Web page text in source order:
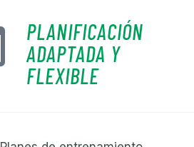
PLANIFICACIÓN
ADAPTADA Y
FLEXIBLE